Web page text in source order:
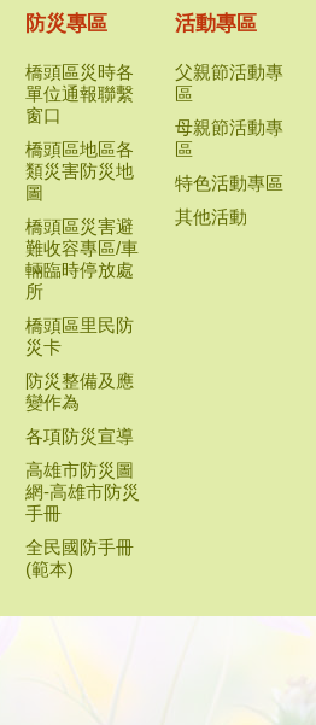
防災專區
橋頭區災時各
單位通報聯繫
窗口
橋頭區地區各
類災害防災地
圖
橋頭區災害避
難收容專區/車
輛臨時停放處
所
橋頭區里民防
災卡
防災整備及應
變作為
各項防災宣導
高雄市防災圖
網-高雄市防災
手冊
全民國防手冊
(範本)
活動專區
父親節活動專
區
母親節活動專
區
特色活動專區
其他活動